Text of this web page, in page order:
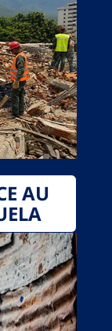
AU